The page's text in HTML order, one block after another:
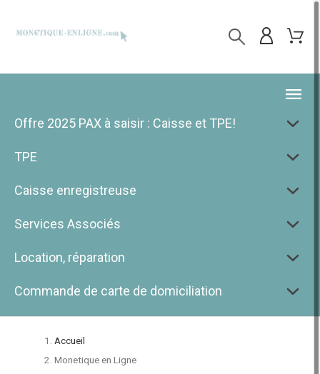
Offre 2025 PAX à saisir : Caisse et TPE!
TPE
Caisse enregistreuse
Services Associés
Location, réparation
Commande de carte de domiciliation
Accueil
Monetique en Ligne